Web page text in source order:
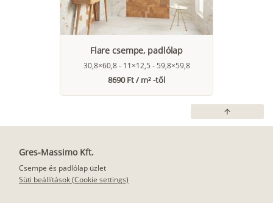
Flare csempe, padlólap
30,8×60,8 - 11×12,5 - 59,8×59,8
8690 Ft / m² -től
arrow_upward
Gres-Massimo Kft.
Csempe és padlólap üzlet
Süti beállítások (Cookie settings)